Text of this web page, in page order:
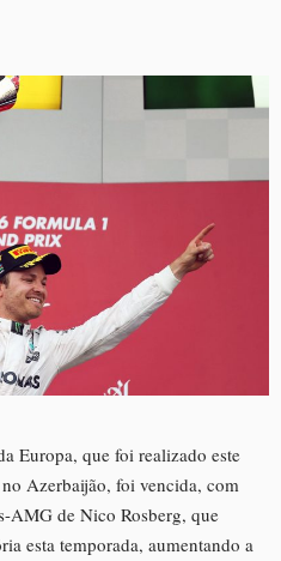
Europa, que foi realizado este
Azerbaijão, foi vencida, com
AMG de Nico Rosberg, que
esta temporada, aumentando a